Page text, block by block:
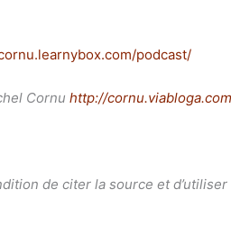
podcast/
Cornuhttp://
de citer la source et